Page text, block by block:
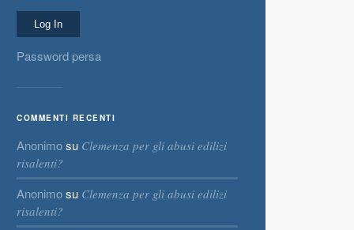
Password persa
COMMENTI RECENTI
Anonimosu Clemenza per gli abusi edilizi
risalenti?
Anonimosu Clemenza per gli abusi edilizi
risalenti?